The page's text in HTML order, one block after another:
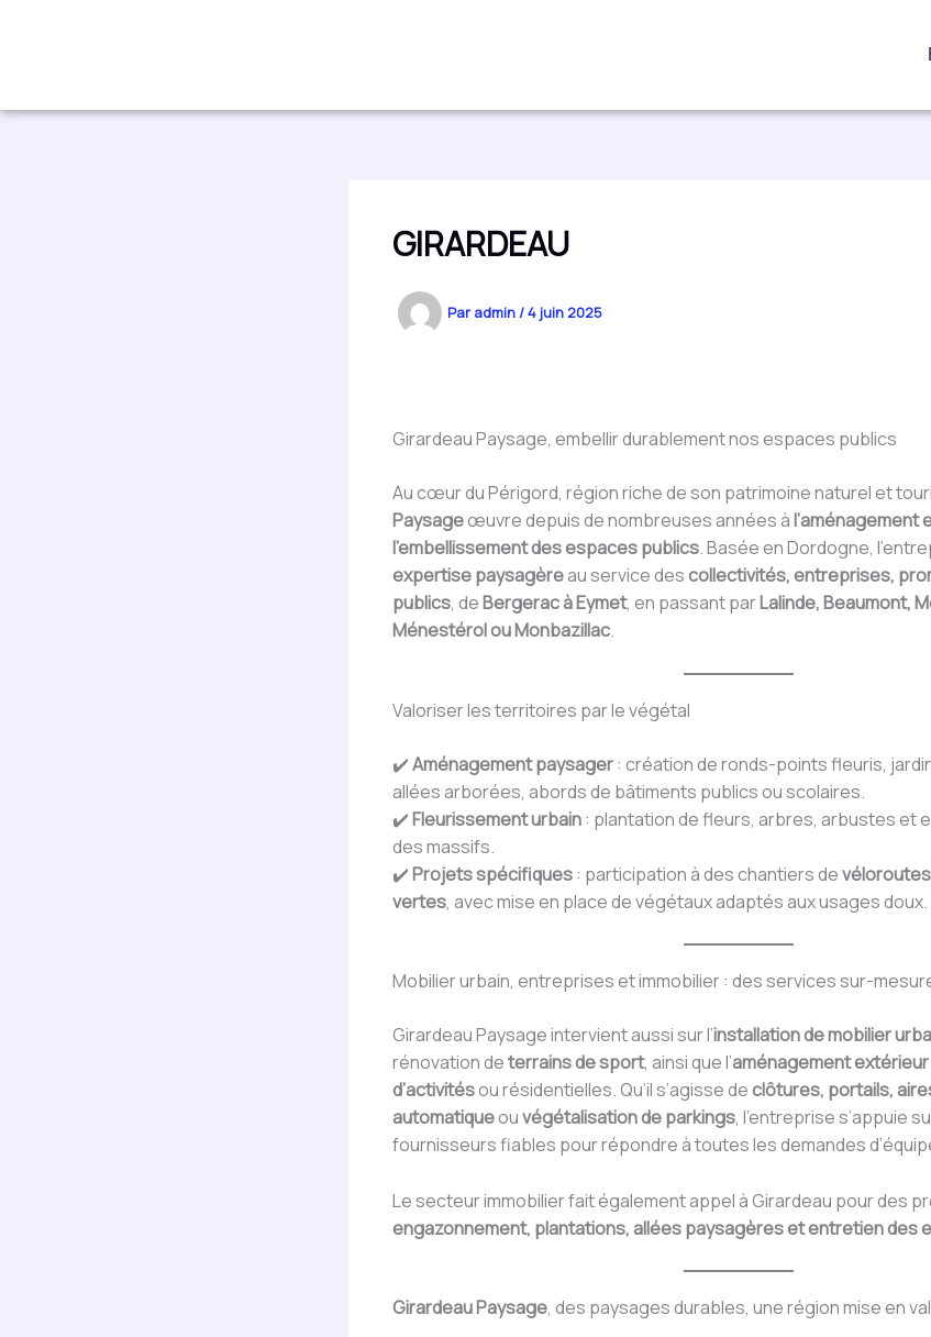
GIRARDEAU
Par admin /4 juin 2025
Girardeau Paysage, embellir durablement nos espaces publics
Au cœur du Périgord, région riche de son patrimoine naturel et
Paysageœuvre depuis de nombreuses années àl’aménagement
l’embellissement des espaces publics. Basée en Dordogne,
expertise paysagèreau service des collectivités, entreprises,
publics, deBergerac à Eymet, en passant parLalinde, Beaumont,
Ménestérol ou Monbazillac.
Valoriser les territoires par le végétal
✔️Aménagement paysager: création de ronds-points fleuris,
allées arborées, abords de bâtiments publics ou scolaires.
✔️Fleurissement urbain: plantation de fleurs, arbres, arbustes et
des massifs.
✔️Projets spécifiques: participation à des chantiers devéloroutes
vertes, avec mise en place de végétaux adaptés aux usages doux.
Mobilier urbain, entreprises et immobilier : des services sur-
Girardeau Paysage intervient aussi sur l’installation de mobilier
rénovation deterrains de sport, ainsi que l’aménagement
d’activitésou résidentielles. Qu’il s’agisse de clôtures, portails,
automatiqueouvégétalisation de parkings, l’entreprise s’appuie
fournisseurs fiables pour répondre à toutes les demandes
Le secteur immobilier fait également appel à Girardeau pour des
engazonnement, plantations, allées paysagères et entretien des
Girardeau Paysage, des paysages durables, une région mise en